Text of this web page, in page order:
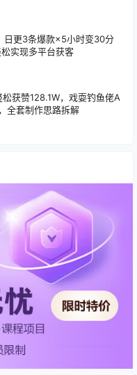
日更3条爆款×5小时变30分
实现多平台获客
获赞128.1W，戏耍钓鱼佬A
全套制作思路拆解